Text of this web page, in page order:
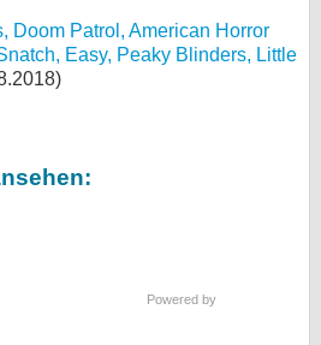
Doom Patrol, American Horror
Easy, Peaky Blinders, Little
Powered by